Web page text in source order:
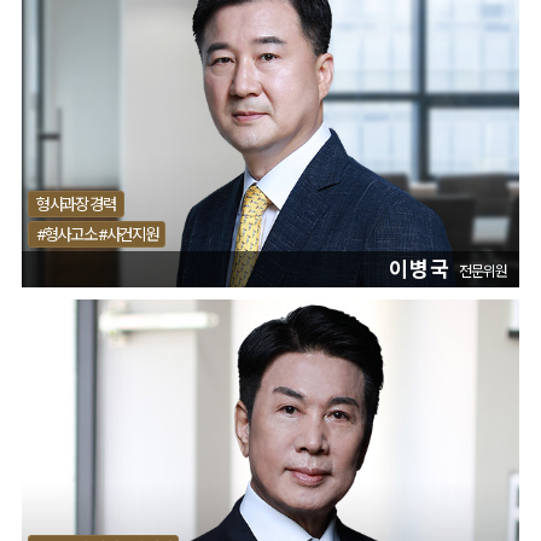
형사과장 경력
#형사고소 #사건지원
이병국 전문위원